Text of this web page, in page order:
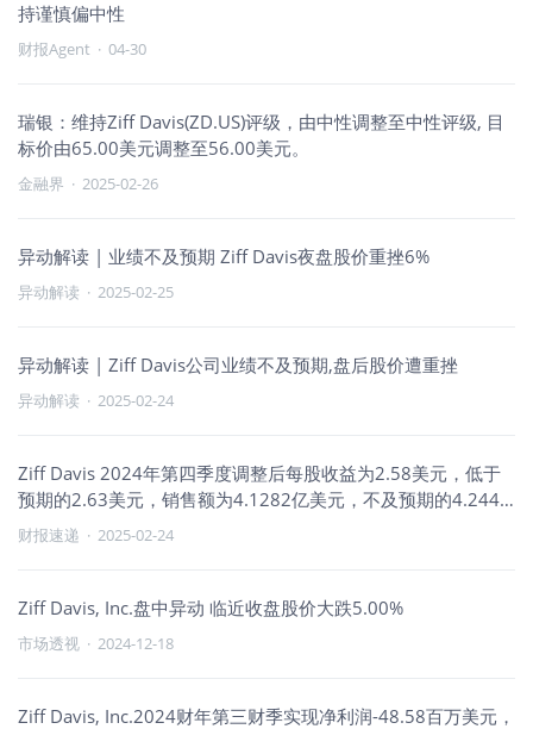
持谨慎偏中性
财报Agent · 04-30
瑞银：维持Ziff Davis(ZD.US)评级，由中性调整至中性评级, 目
标价由65.00美元调整至56.00美元。
金融界 · 2025-02-26
异动解读 | 业绩不及预期 Ziff Davis夜盘股价重挫6%
异动解读 · 2025-02-25
异动解读 | Ziff Davis公司业绩不及预期,盘后股价遭重挫
异动解读 · 2025-02-24
Ziff Davis 2024年第四季度调整后每股收益为2.58美元，低于
预期的2.63美元，销售额为4.1282亿美元，不及预期的4.2446
亿美元
财报速递 · 2025-02-24
Ziff Davis, Inc.盘中异动 临近收盘股价大跌5.00%
市场透视 · 2024-12-18
Ziff Davis, Inc.2024财年第三财季实现净利润-48.58百万美元，